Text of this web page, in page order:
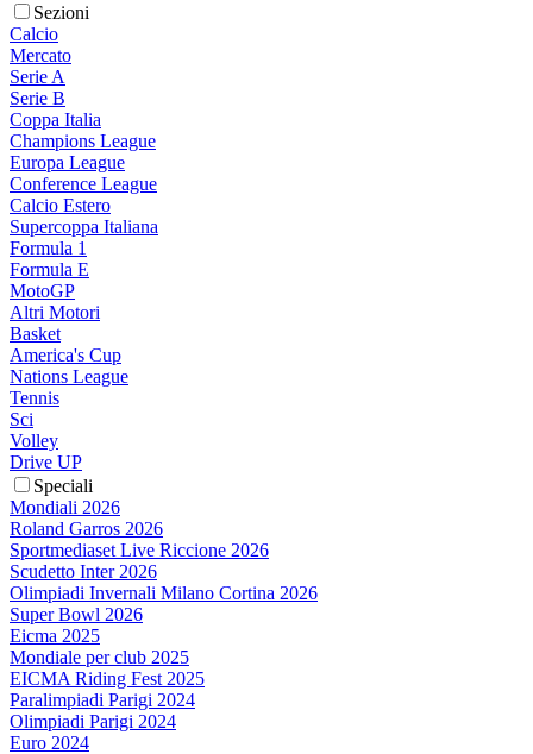
Sezioni
Calcio
Mercato
Serie A
Serie B
Coppa Italia
Champions League
Europa League
Conference League
Calcio Estero
Supercoppa Italiana
Formula 1
Formula E
MotoGP
Altri Motori
Basket
America's Cup
Nations League
Tennis
Sci
Volley
Drive UP
Speciali
Mondiali 2026
Roland Garros 2026
Sportmediaset Live Riccione 2026
Scudetto Inter 2026
Olimpiadi Invernali Milano Cortina 2026
Super Bowl 2026
Eicma 2025
Mondiale per club 2025
EICMA Riding Fest 2025
Paralimpiadi Parigi 2024
Olimpiadi Parigi 2024
Euro 2024